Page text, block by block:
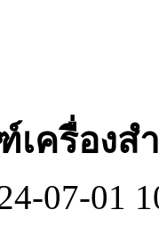
ครื่องส
07-01